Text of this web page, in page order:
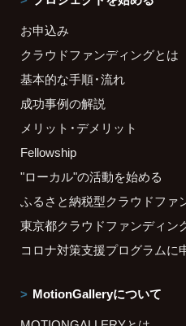
お申込み
クラウドファンディングとは
基本的な手順・流れ
成功事例の解説
メリット・デメリット
Fellowship
"ローカル"の活動を始める
ふるさと納税型クラウドファ
東京都クラウドファンディン
コロナ対策支援プログラムに
MotionGalleryについて